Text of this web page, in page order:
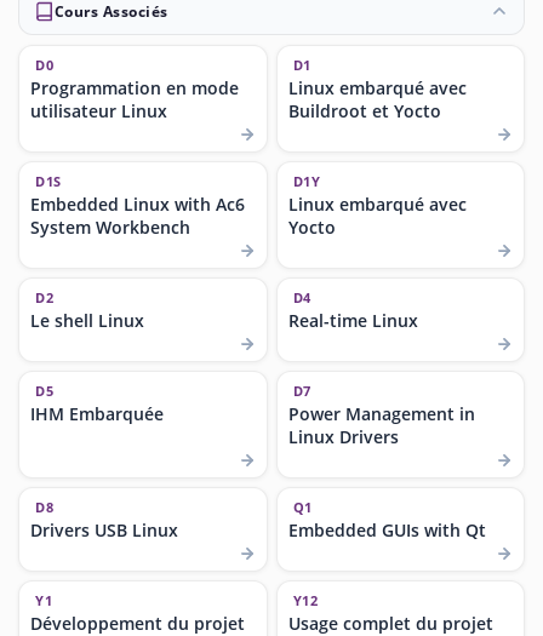
Cours Associés
D0
Programmation en mode
utilisateur Linux
D1
Linux embarqué avec
Buildroot et Yocto
D1S
Embedded Linux with Ac6
System Workbench
D1Y
Linux embarqué avec
Yocto
D2
Le shell Linux
D4
Real-time Linux
D5
IHM Embarquée
D7
Power Management in
Linux Drivers
D8
Drivers USB Linux
Q1
Embedded GUIs with Qt
Y1
Développement du projet
Y12
Usage complet du projet